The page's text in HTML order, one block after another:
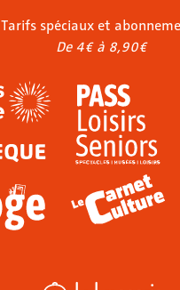
Tarifs spéciaux et
De 4€ à 8,90€